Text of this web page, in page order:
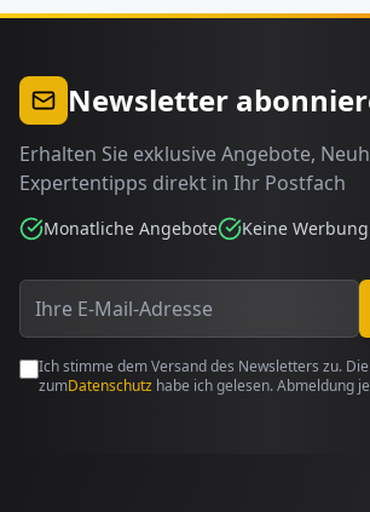
Newsletter
Erhalten Sie exklusive Angebote,
Expertentipps direkt in Ihr Postfach
Monatliche Angebote Keine Werbung
Ich stimme dem Versand des Newsletters zu.
zumDatenschutz habe ich gelesen. Abmeldung